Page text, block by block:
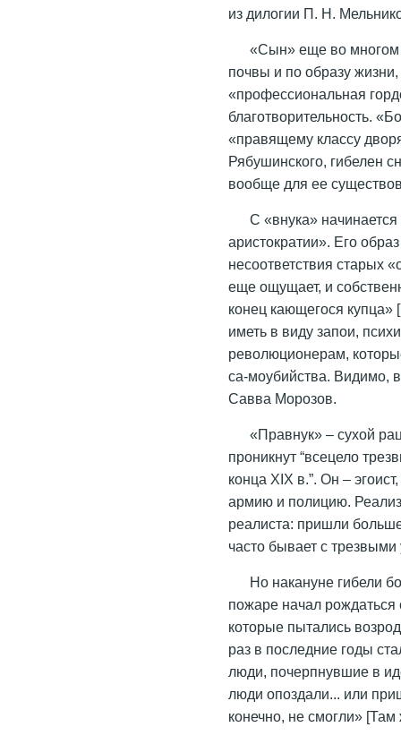
из дилогии П. Н.
«Сын» еще во многом
почвы и по образу
«профессиональная
благотворительность.
«правящему классу
Рябушинского, гибелен
вообще для ее
С «внука»
аристократии». Его
несоответствия старых
еще ощущает, и
конец кающегося
иметь в виду запои,
революционерам,
са-моубийства. Видимо,
Савва Морозов.
«Правнук» – сухой
проникнут “всецело
конца XIX в.”. Он –
армию и полицию.
реалиста: пришли
часто бывает с
Но накануне гибели
пожаре начал
которые пытались
раз в последние годы
люди, почерпнувшие в
люди опоздали... или
конечно, не cмогли» [Там